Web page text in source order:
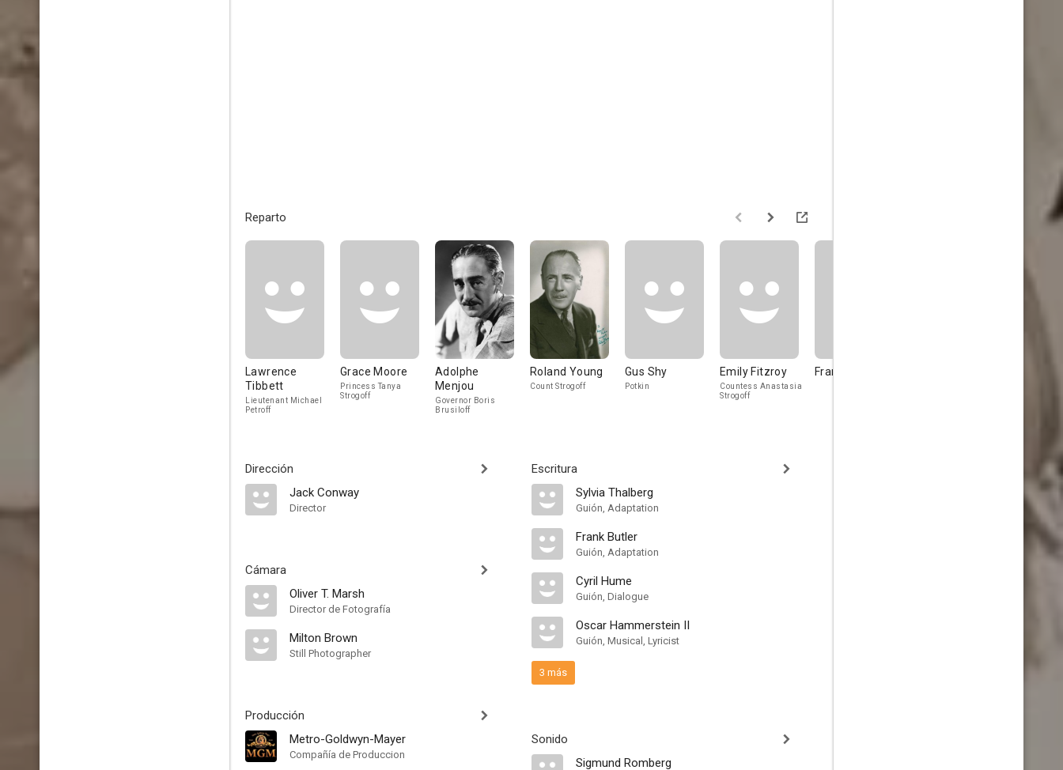
Reparto
Lawrence
Tibbett
Lieutenant Michael
Petroff
Grace Moore
Princess Tanya
Strogoff
Adolphe
Menjou
Governor Boris
Brusiloff
Roland Young
Count Strogoff
Gus Shy
Potkin
Emily Fitzroy
Countess Anastasia
Strogoff
Frankie Genardi
Dirección
Jack Conway
Director
Cámara
Oliver T. Marsh
Director de Fotografía
Milton Brown
Still Photographer
Producción
Metro-Goldwyn-Mayer
Compañía de Produccion
Escritura
Sylvia Thalberg
Guión, Adaptation
Frank Butler
Guión, Adaptation
Cyril Hume
Guión, Dialogue
Oscar Hammerstein II
Guión, Musical, Lyricist
3 más
Sonido
Sigmund Romberg